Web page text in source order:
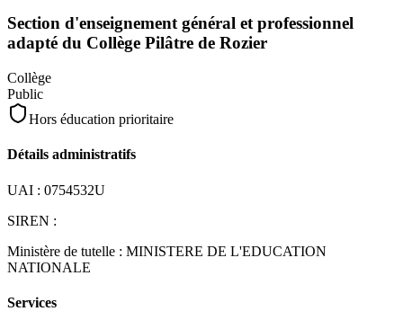
Section d'enseignement général et professionnel
adapté du Collège Pilâtre de Rozier
Collège
Public
Hors éducation prioritaire
Détails administratifs
UAI : 0754532U
SIREN :
Ministère de tutelle : MINISTERE DE L'EDUCATION
NATIONALE
Services